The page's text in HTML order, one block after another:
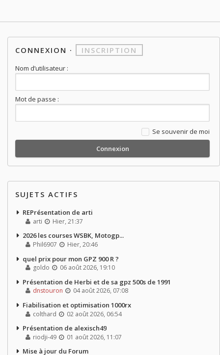
CONNEXION · INSCRIPTION
Nom d’utilisateur :
Mot de passe :
Se souvenir de moi
SUJETS ACTIFS
REPrésentation de arti
arti Hier, 21:37
2026 les courses WSBK, Motogp...
Phil6907 Hier, 20:46
quel prix pour mon GPZ 900 R ?
goldo 06 août 2026, 19:10
Présentation de Herbi et de sa gpz 500s de 1991
dnstouron 04 août 2026, 07:08
Fiabilisation et optimisation 1000rx
colthard 02 août 2026, 06:54
Présentation de alexisch49
riodji-49 01 août 2026, 11:07
Mise à jour du Forum